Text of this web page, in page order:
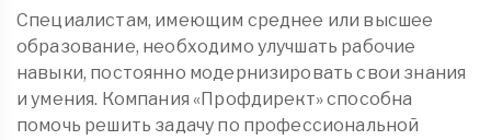
Специалистам, имеющим среднее или высшее
образование, необходимо улучшать рабочие
навыки, постоянно модернизировать свои знания
и умения. Компания «Профдирект» способна
помочь решить задачу по профессиональной